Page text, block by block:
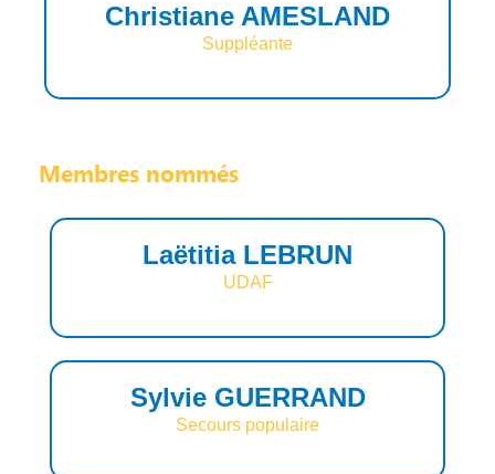
Christiane AMESLAND
Suppléante
Membres nommés
Laëtitia LEBRUN
UDAF
Sylvie GUERRAND
Secours populaire